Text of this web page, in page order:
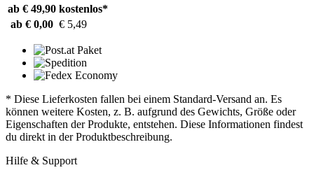
ab € 49,90 kostenlos*
ab € 0,00 € 5,49
* Diese Lieferkosten fallen bei einem Standard-Versand an. Es
können weitere Kosten, z. B. aufgrund des Gewichts, Größe oder
Eigenschaften der Produkte, entstehen. Diese Informationen findest
du direkt in der Produktbeschreibung.
Hilfe & Support